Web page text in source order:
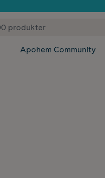
✓ Fri frakt
Apohem Community